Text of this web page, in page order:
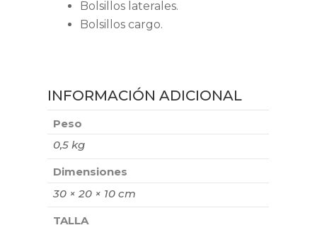
Bolsillos laterales.
Bolsillos cargo.
INFORMACIÓN ADICIONAL
Peso
0,5 kg
Dimensiones
30 × 20 × 10 cm
TALLA